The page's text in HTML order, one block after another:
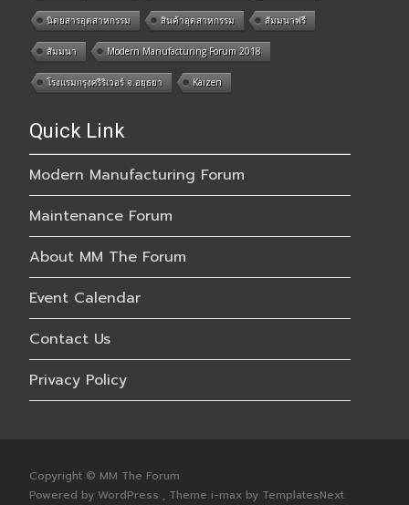
นิตยสารอุตสาหกรรม สินค้าอุตสาหกรรม สัมมนาฟรี
สัมมนา Modern Manufacturing Forum 2018
โรงแรมกรุงศรีริเวอร์ จ.อยุธยา Kaizen
Quick Link
Modern Manufacturing Forum
Maintenance Forum
About MM The Forum
Event Calendar
Contact Us
Privacy Policy
Copyright © MM The Forum
Powered by WordPress , Theme i-max by TemplatesNext.